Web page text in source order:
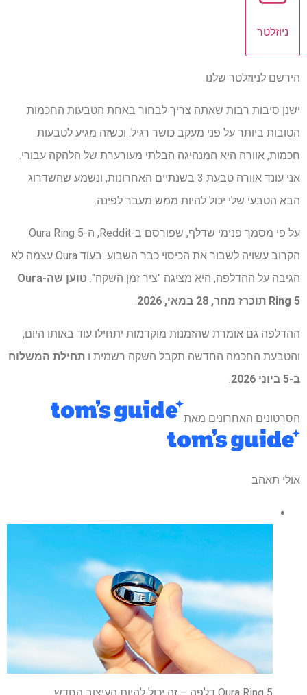
ניוזלטר
הירשם לניוזלטר שלנו
ישנן סיבות רבות שאתה צריך לבחור באחת הטבעות החכמות
הטובות ביותר על פני מעקב כושר רגיל. וכשזה מגיע לטבעות
חכמות, אוורה היא המנהיגה הבלתי מעורערת של הלהקה עבורי.
אני עונד אוורה טבעת 3 בשנתיים האחרונות, ונשמע שהשדרוג
הבא הטבעי שלי יכול להיות ממש מעבר לפינה.
על פי מסמך פנימי שדלף, שפורסם ב-Reddit, ה-Oura Ring 5
הקרוב עשויה לשבור את הכיסוי כבר השבוע. בעוד Oura עצמה לא
הגיבה על ההדלפה, היא מציגה "ציר זמן השקה".
טוען שה-Oura
Ring 5 תוכרז מחר, 28 במאי, 2026
.
ההדלפה גם אומרת שהזמנות מוקדמות יתחילו עוד באותו היום,
והטבעת החכמה החדשה תקבל השקה רשמית ו תחילת המשלוח
ב-5 ביוני 2026
הסרטונים האחרונים מאת
אולי תאהב